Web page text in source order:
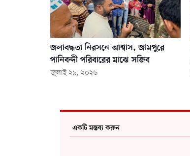
জলাবদ্ধতা নিরসনে আশ্বাস, জামপুরে
পানিবন্দী পরিবারের মাঝে সজিব
জুলাই ২৯, ২০২৬
একটি মন্তব্য করুন